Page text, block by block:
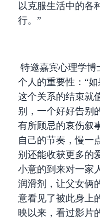
以克服生活中的各
行。”
特邀嘉宾心理学博
个人的重要性：“
这个关系的结束就
别，一个好好告别
有所顾忌的哀伤叙
自己的节奏，慢一
别还能收获更多的
小意的到来对一家
润滑剂，让父女俩
意看见了被此身上
映以来，看过影片